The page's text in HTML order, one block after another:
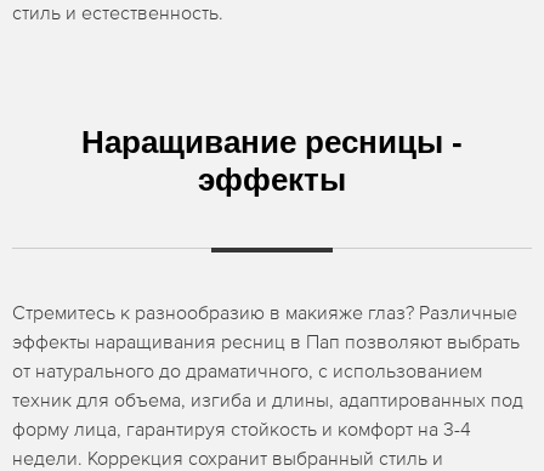
стиль и естественность.
Наращивание ресницы -
эффекты
Стремитесь к разнообразию в макияже глаз? Различные
эффекты наращивания ресниц в Пап позволяют выбрать
от натурального до драматичного, с использованием
техник для объема, изгиба и длины, адаптированных под
форму лица, гарантируя стойкость и комфорт на 3-4
недели. Коррекция сохранит выбранный стиль и